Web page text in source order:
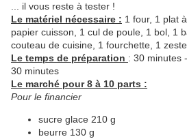
... il vous reste à tester !
Le matériel nécessaire : 1 four, 1 plat
papier cuisson, 1 cul de poule, 1 bol, 1
couteau de cuisine, 1 fourchette, 1
Le temps de préparation : 30 minutes -
30 minutes
Le marché pour 8 à 10 parts :
Pour le financier
sucre glace 210 g
beurre 130 g